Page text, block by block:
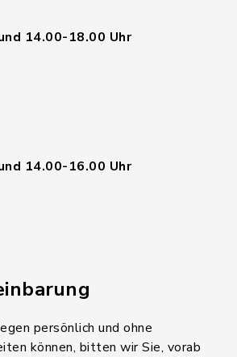
14.00-18.00 Uhr
14.00-16.00 Uhr
persönlich und ohne
können, bitten wir Sie, vorab